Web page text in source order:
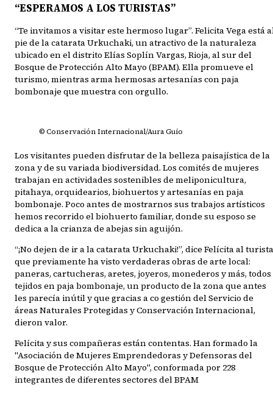
“ESPERAMOS A LOS TURISTAS”
“Te invitamos a visitar este hermoso lugar”. Felicita Vega está
pie de la catarata Urkuchaki, un atractivo de la naturaleza
ubicado en el distrito Elías Soplín Vargas, Rioja, al sur del
Bosque de Protección Alto Mayo (BPAM). Ella promueve el
turismo, mientras arma hermosas artesanías con paja
bombonaje que muestra con orgullo.
© Conservación Internacional/Aura Guío
Los visitantes pueden disfrutar de la belleza paisajística de la
zona y de su variada biodiversidad. Los comités de mujeres
trabajan en actividades sostenibles de meliponicultura,
pitahaya, orquidearios, biohuertos y artesanías en paja
bombonaje. Poco antes de mostrarnos sus trabajos artísticos
hemos recorrido el biohuerto familiar, donde su esposo se
dedica a la crianza de abejas sin aguijón.
“¡No dejen de ir a la catarata Urkuchaki!”, dice Felícita al turista
que previamente ha visto verdaderas obras de arte local:
paneras, cartucheras, aretes, joyeros, monederos y más, todos
tejidos en paja bombonaje, un producto de la zona que antes
les parecía inútil y que gracias a co gestión del Servicio de
áreas Naturales Protegidas y Conservación Internacional,
dieron valor.
Felícita y sus compañeras están contentas. Han formado la
"Asociación de Mujeres Emprendedoras y Defensoras del
Bosque de Protección Alto Mayo", conformada por 228
integrantes de diferentes sectores del BPAM